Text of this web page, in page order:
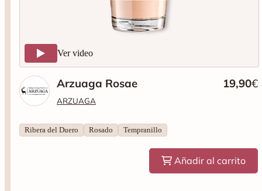
Ver video
Arzuaga Rosae
ARZUAGA
19,90€
Ribera del Duero Rosado Tempranillo
Añadir al carrito